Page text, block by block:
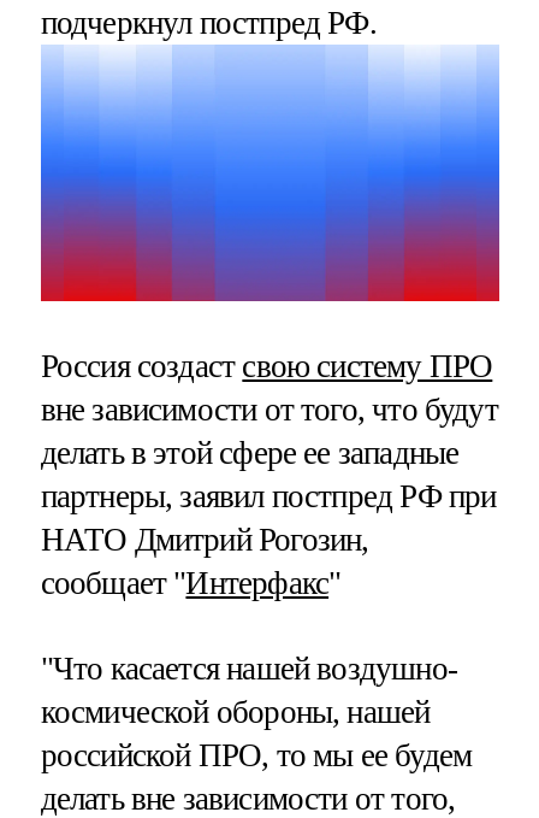
подчеркнул постпред РФ.
Россия создаст свою систему ПРО
вне зависимости от того, что будут
делать в этой сфере ее западные
партнеры, заявил постпред РФ при
НАТО Дмитрий Рогозин,
сообщает "Интерфакс"
"Что касается нашей воздушно-
космической обороны, нашей
российской ПРО, то мы ее будем
делать вне зависимости от того,